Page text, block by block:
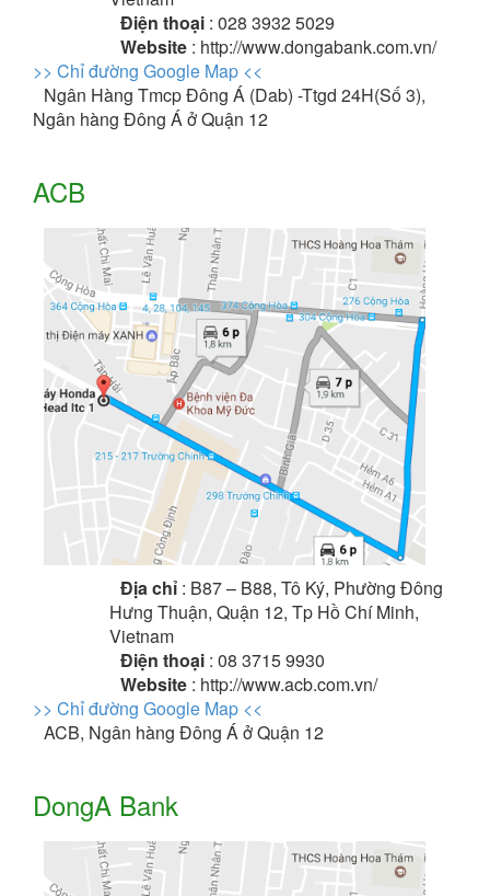
Điện thoại : 028 3932 5029
Website : http://www.dongabank.com.vn/
>> Chỉ đường Google Map <<
Ngân Hàng Tmcp Đông Á (Dab) -Ttgd 24H(Số 3),
Ngân hàng Đông Á ở Quận 12
ACB
Địa chỉ : B87 – B88, Tô Ký, Phường Đông
Hưng Thuận, Quận 12, Tp Hồ Chí Minh,
Vietnam
Điện thoại : 08 3715 9930
Website : http://www.acb.com.vn/
>> Chỉ đường Google Map <<
ACB, Ngân hàng Đông Á ở Quận 12
DongA Bank